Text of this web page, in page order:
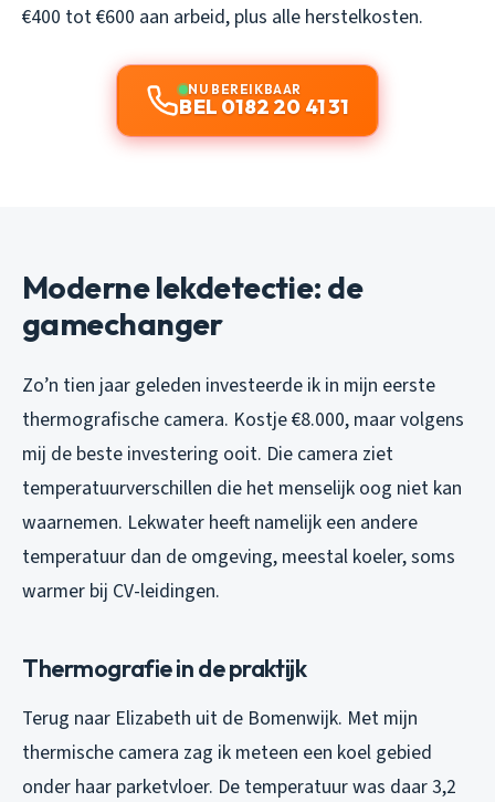
€400 tot €600 aan arbeid, plus alle herstelkosten.
NU BEREIKBAAR
BEL 0182 20 41 31
Moderne lekdetectie: de
gamechanger
Zo’n tien jaar geleden investeerde ik in mijn eerste
thermografische camera. Kostje €8.000, maar volgens
mij de beste investering ooit. Die camera ziet
temperatuurverschillen die het menselijk oog niet kan
waarnemen. Lekwater heeft namelijk een andere
temperatuur dan de omgeving, meestal koeler, soms
warmer bij CV-leidingen.
Thermografie in de praktijk
Terug naar Elizabeth uit de Bomenwijk. Met mijn
thermische camera zag ik meteen een koel gebied
onder haar parketvloer. De temperatuur was daar 3,2